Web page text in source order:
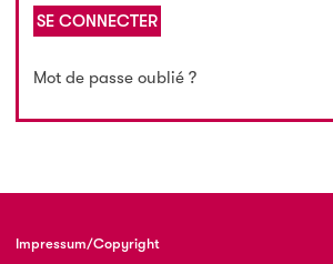
SE CONNECTER
Mot de passe oublié ?
Impressum/Copyright